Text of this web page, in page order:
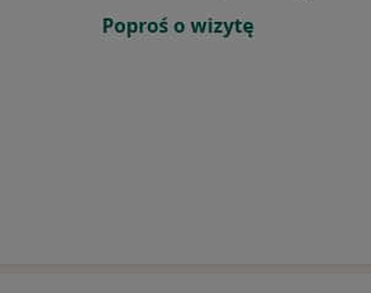
Poproś o wizytę